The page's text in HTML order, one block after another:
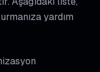
yardım